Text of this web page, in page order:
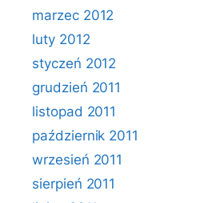
marzec 2012
luty 2012
styczeń 2012
grudzień 2011
listopad 2011
październik 2011
wrzesień 2011
sierpień 2011